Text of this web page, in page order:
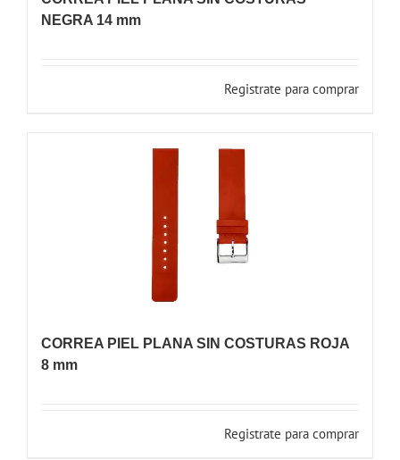
NEGRA 14 mm
Registrate para comprar
CORREA PIEL PLANA SIN COSTURAS ROJA
8 mm
Registrate para comprar